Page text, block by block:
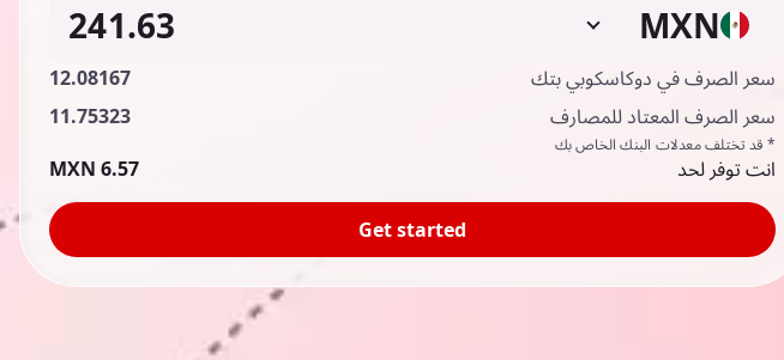
MXN
سعر الصرف في دوكاسكوبي بتك
12.08167
سعر الصرف المعتاد للمصارف
11.75323
* قد تختلف معدلات البنك الخاص بك
انت توفر لحد 6.57 MXN
Get started